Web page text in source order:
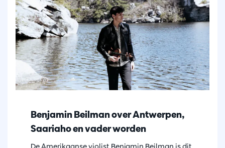
Benjamin Beilman over Antwerpen,
Saariaho en vader worden